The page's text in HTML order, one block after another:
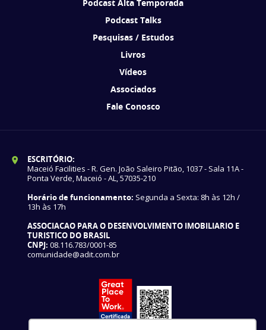
Podcast Alta Temporada
Podcast Talks
Pesquisas / Estudos
Livros
Vídeos
Associados
Fale Conosco
ESCRITÓRIO:
Maceió Facilities - R. Gen. João Saleiro Pitão, 1037 - Sala 11A -
Ponta Verde, Maceió - AL, 57035-210
Horário de funcionamento: Segunda a Sexta: 8h às 12h /
13h às 17h
ASSOCIACAO PARA O DESENVOLVIMENTO IMOBILIARIO E
TURISTICO DO BRASIL
CNPJ: 08.116.783/0001-85
comunidade@adit.com.br